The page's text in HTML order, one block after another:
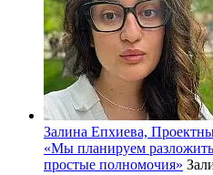
Залина Епхиева,
«Мы планируем
простые полномочия»